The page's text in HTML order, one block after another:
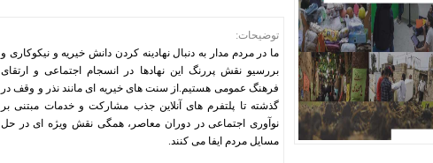
توضیحات:
ما در مردم مدار به دنبال نهادینه کردن دانش خیریه و نیکوکاری و
بررسیو نقش پررنگ این نهادها در انسجام اجتماعی و ارتقای
فرهنگ عمومی هستیم.از سنت های خیریه ای مانند نذر و وقف در
گذشته تا پلتفرم های آنلاین جذب مشارکت و خدمات مبتنی بر
نوآوری اجتماعی در دوران معاصر، همگی نقش ویژه ای در حل
مسایل مردم ایفا می کنند.